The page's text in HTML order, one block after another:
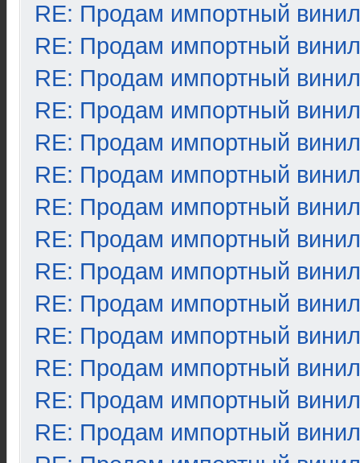
RE: Продам импортный винил
RE: Продам импортный винил
RE: Продам импортный винил
RE: Продам импортный винил
RE: Продам импортный винил
RE: Продам импортный винил
RE: Продам импортный винил
RE: Продам импортный винил
RE: Продам импортный винил
RE: Продам импортный винил
RE: Продам импортный винил
RE: Продам импортный винил
RE: Продам импортный винил
RE: Продам импортный винил